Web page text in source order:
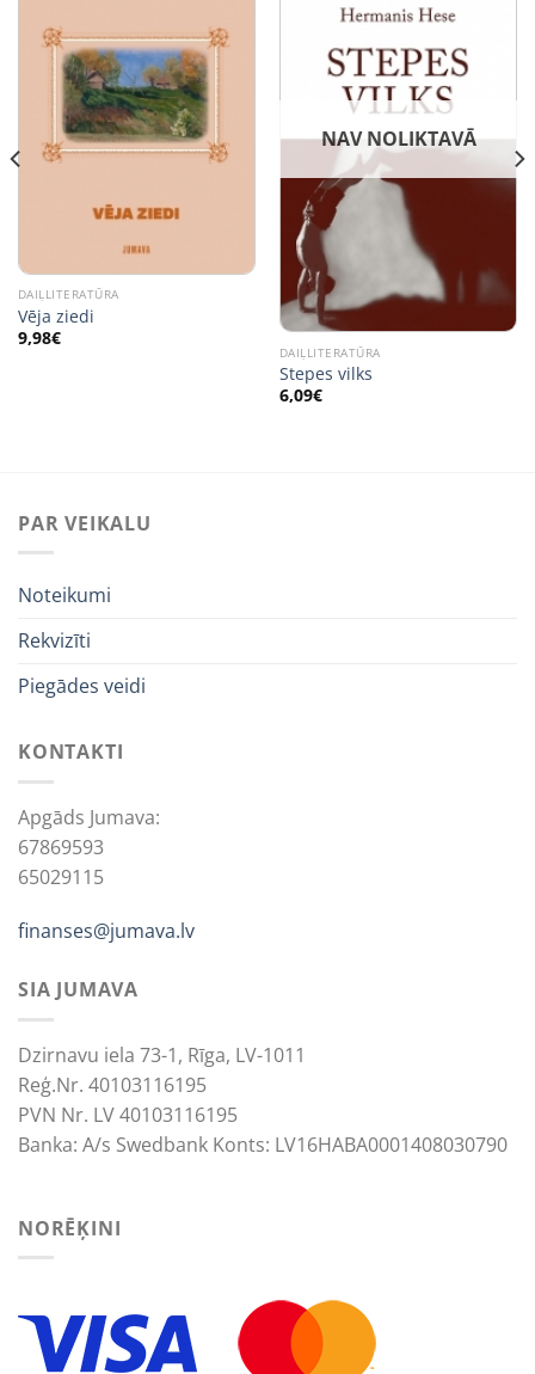
DAIĻLITERATŪRA
Vēja ziedi
9,98€
NAV NOLIKTAVĀ
DAIĻLITERATŪRA
Stepes vilks
6,09€
PAR VEIKALU
Noteikumi
Rekvizīti
Piegādes veidi
KONTAKTI
Apgāds Jumava:
67869593
65029115
finanses@jumava.lv
SIA JUMAVA
Dzirnavu iela 73-1, Rīga, LV-1011
Reģ.Nr. 40103116195
PVN Nr. LV 40103116195
Banka: A/s Swedbank Konts: LV16HABA0001408030790
NORĒĶINI